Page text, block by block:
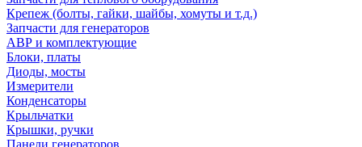
Крепеж (болты, гайки, шайбы, хомуты и т.д.)
Запчасти для генераторов
АВР и комплектующие
Блоки, платы
Диоды, мосты
Измерители
Конденсаторы
Крыльчатки
Крышки, ручки
Панели генераторов